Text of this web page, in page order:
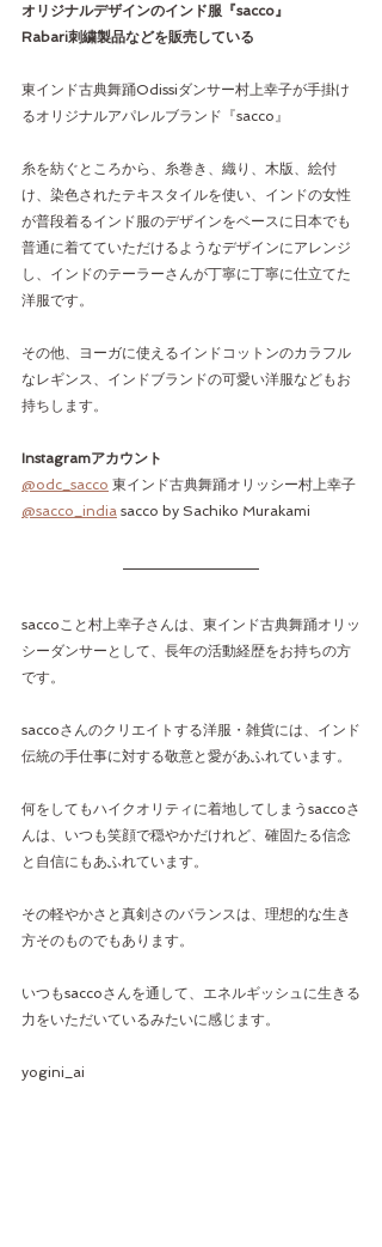
オリジナルデザインのインド服『sacco』
Rabari刺繍製品などを販売している
東インド古典舞踊Odissiダンサー村上幸子が手掛け
るオリジナルアパレルブランド『sacco』
糸を紡ぐところから、糸巻き、織り、木版、絵付
け、染色されたテキスタイルを使い、インドの女性
が普段着るインド服のデザインをベースに日本でも
普通に着てていただけるようなデザインにアレンジ
し、インドのテーラーさんが丁寧に丁寧に仕立てた
洋服です。
その他、ヨーガに使えるインドコットンのカラフル
なレギンス、インドブランドの可愛い洋服などもお
持ちします。
Instagramアカウント
@odc_sacco 東インド古典舞踊オリッシー村上幸子
@sacco_india sacco by Sachiko Murakami
saccoこと村上幸子さんは、東インド古典舞踊オリッ
シーダンサーとして、長年の活動経歴をお持ちの方
です。
saccoさんのクリエイトする洋服・雑貨には、インド
伝統の手仕事に対する敬意と愛があふれています。
何をしてもハイクオリティに着地してしまうsaccoさ
んは、いつも笑顔で穏やかだけれど、確固たる信念
と自信にもあふれています。
その軽やかさと真剣さのバランスは、理想的な生き
方そのものでもあります。
いつもsaccoさんを通して、エネルギッシュに生きる
力をいただいているみたいに感じます。
yogini_ai